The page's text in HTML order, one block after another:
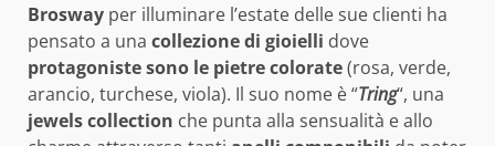
Brosway per illuminare l’estate delle sue clienti ha
pensato a una collezione di gioielli dove
protagoniste sono le pietre colorate(rosa, verde,
arancio, turchese, viola). Il suo nome è “Tring“, una
jewels collection che punta alla sensualità e allo